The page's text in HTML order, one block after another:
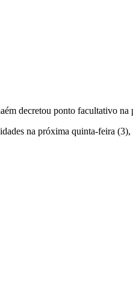
decretou ponto facultativo
na próxima quinta-feira (3),